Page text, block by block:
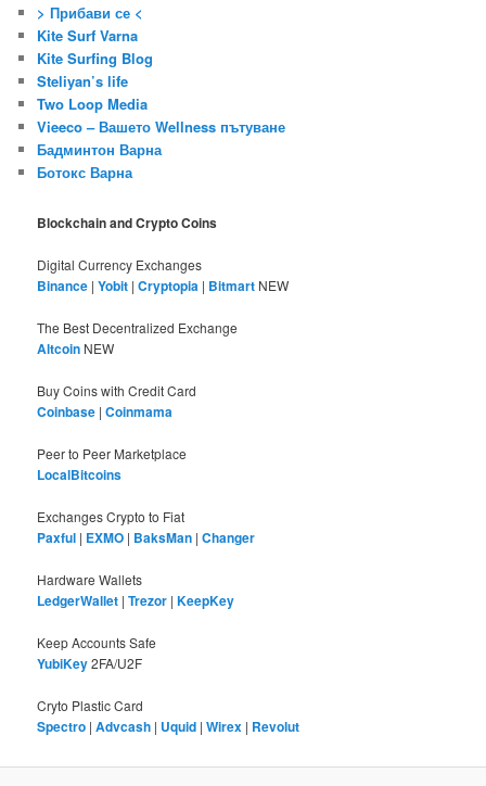
> Прибави се <
Kite Surf Varna
Kite Surfing Blog
Steliyan’s life
Two Loop Media
Vieeco – Вашето Wellness пътуване
Бадминтон Варна
Ботокс Варна
Blockchain and Crypto Coins
Digital Currency Exchanges
Binance |Yobit |Cryptopia | Bitmart NEW
The Best Decentralized Exchange
Altcoin NEW
Buy Coins with Credit Card
Coinbase |Coinmama
Peer to Peer Marketplace
LocalBitcoins
Exchanges Crypto to Fiat
Paxful | EXMO | BaksMan |Changer
Hardware Wallets
LedgerWallet |Trezor |KeepKey
Keep Accounts Safe
YubiKey2FA/U2F
Cryto Plastic Card
Spectro |Advcash | Uquid |Wirex | Revolut